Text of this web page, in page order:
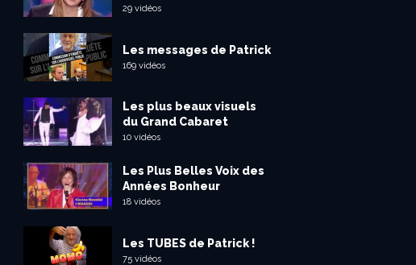
29 vidéos
Les messages de Patrick
169 vidéos
Les plus beaux visuels
du Grand Cabaret
10 vidéos
Les Plus Belles Voix des
Années Bonheur
18 vidéos
Les TUBES de Patrick !
75 vidéos